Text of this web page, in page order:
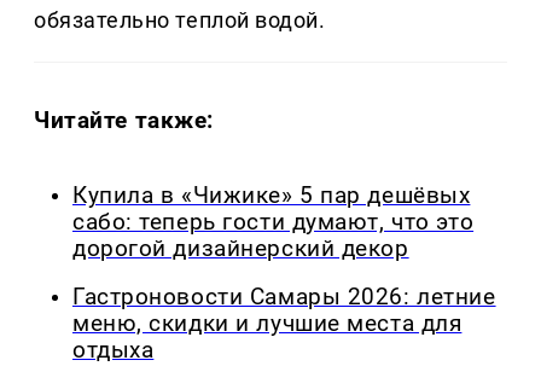
обязательно теплой водой.
Читайте также:
Купила в «Чижике» 5 пар дешёвых
сабо: теперь гости думают, что это
дорогой дизайнерский декор
Гастроновости Самары 2026: летние
меню, скидки и лучшие места для
отдыха